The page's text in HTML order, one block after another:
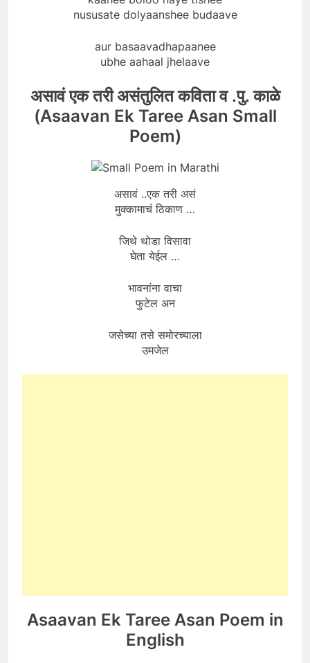
nususate dolyaanshee budaave
aur basaavadhapaanee
ubhe aahaal jhelaave
असावं एक तरी असंतुलित कविता व .पु. काळे
(Asaavan Ek Taree Asan Small
Poem)
असावं ..एक तरी असं
मुक्कामाचं ठिकाण …
जिथे थोडा विसावा
घेता येईल …
भावनांना वाचा
फुटेल अन
जसेच्या तसे समोरच्याला
उमजेल
Asaavan Ek Taree Asan Poem in
English